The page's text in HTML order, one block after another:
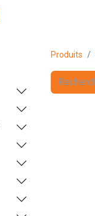
Produits